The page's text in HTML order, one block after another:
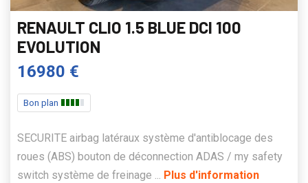
RENAULT CLIO 1.5 BLUE DCI 100
EVOLUTION
16980 €
Bon plan
SECURITE airbag latéraux système d'antiblocage des
roues (ABS) bouton de déconnection ADAS / my safety
switch système de freinage ... Plus d'information